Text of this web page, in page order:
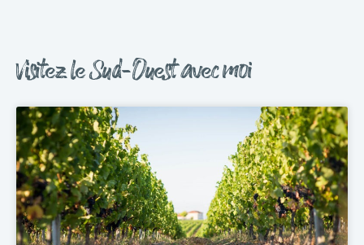
Visitez le Sud-Ouest avec moi